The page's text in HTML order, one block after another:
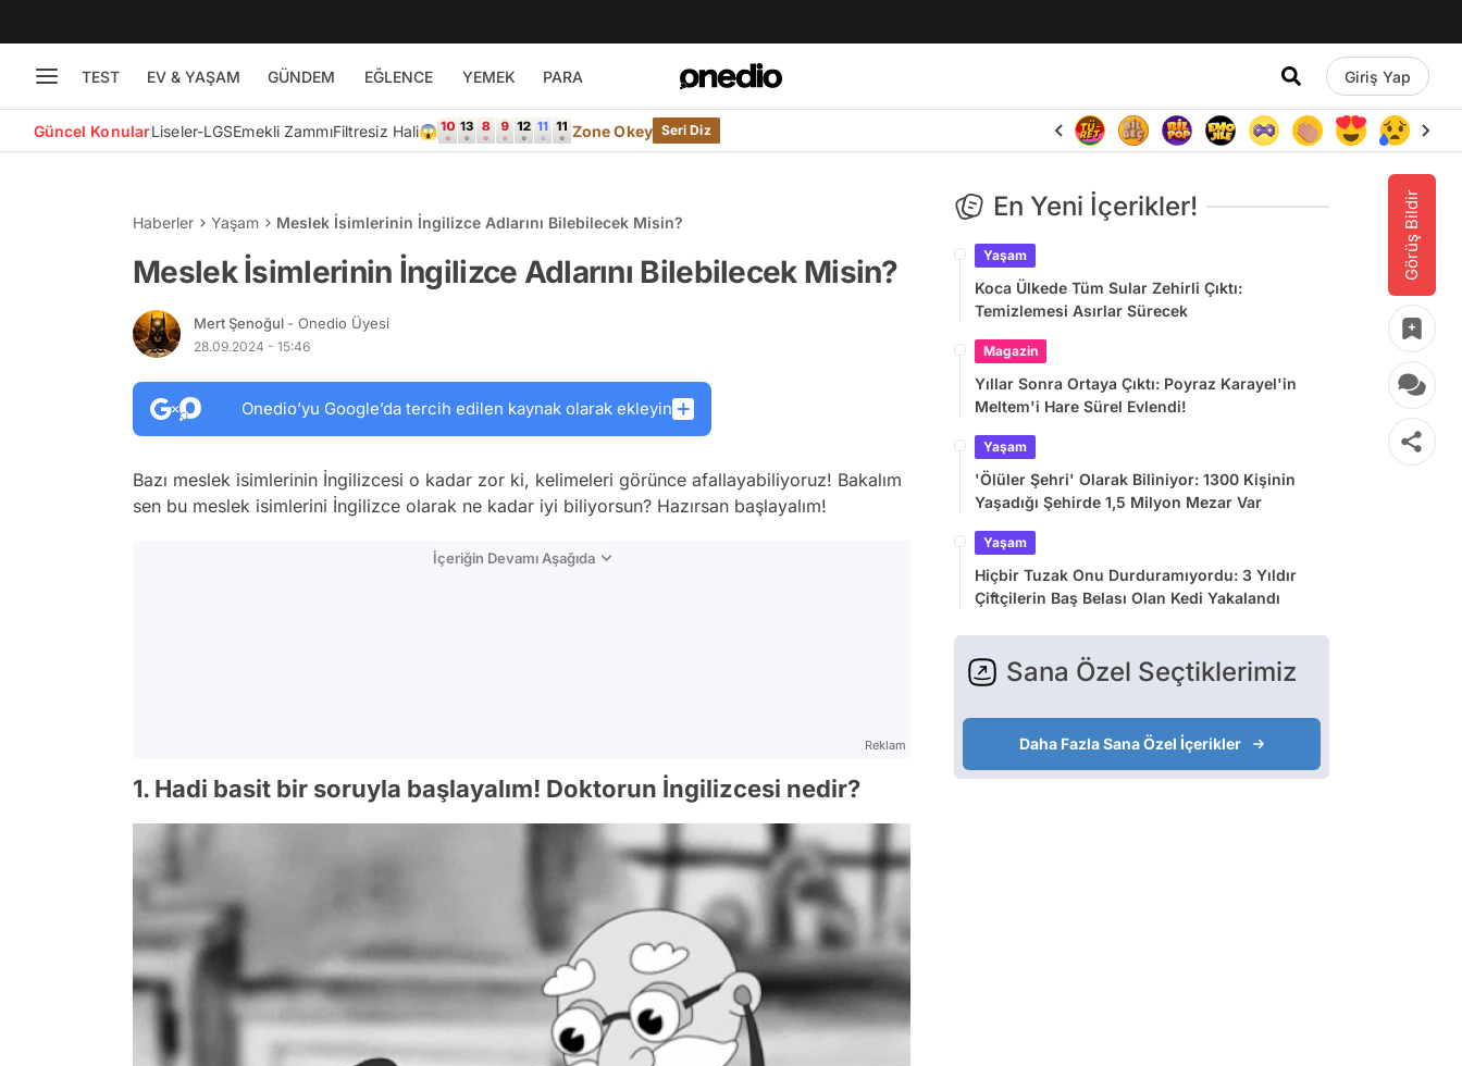
TEST EV & YAŞAM GÜNDEM EĞLENCE YEMEK PARA Giriş Yap
Güncel KonularLiseler-LGSEmekli ZammıFiltresiz Hali😱 Zone Okey Seri Diz
Görüş Bildir
Haberler Yaşam Meslek İsimlerinin İngilizce Adlarını Bilebilecek Misin?
Meslek İsimlerinin İngilizce Adlarını Bilebilecek Misin?
Mert Şenoğul - Onedio Üyesi
28.09.2024 - 15:46
Onedio’yu Google’da tercih edilen kaynak olarak ekleyin
Bazı meslek isimlerinin İngilizcesi o kadar zor ki, kelimeleri görünce afallayabiliyoruz! Bakalım
sen bu meslek isimlerini İngilizce olarak ne kadar iyi biliyorsun? Hazırsan başlayalım!
İçeriğin Devamı Aşağıda
Reklam
1. Hadi basit bir soruyla başlayalım! Doktorun İngilizcesi nedir?
En Yeni İçerikler!
Yaşam
Koca Ülkede Tüm Sular Zehirli Çıktı:
Temizlemesi Asırlar Sürecek
Magazin
Yıllar Sonra Ortaya Çıktı: Poyraz Karayel'in
Meltem'i Hare Sürel Evlendi!
Yaşam
'Ölüler Şehri' Olarak Biliniyor: 1300 Kişinin
Yaşadığı Şehirde 1,5 Milyon Mezar Var
Yaşam
Hiçbir Tuzak Onu Durduramıyordu: 3 Yıldır
Çiftçilerin Baş Belası Olan Kedi Yakalandı
Sana Özel Seçtiklerimiz
Daha Fazla Sana Özel İçerikler